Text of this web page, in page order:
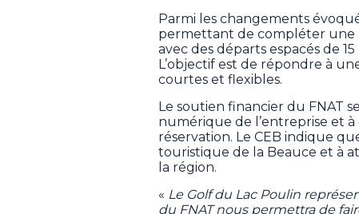
Parmi les changements
permettant de compléter une
avec des départs espacés de
L’objectif est de répondre à
courtes et flexibles.
Le soutien financier du FNAT
numérique de l’entreprise et
réservation. Le CEB indique
touristique de la Beauce et à
la région.
« Le Golf du Lac Poulin
du FNAT nous permettra de